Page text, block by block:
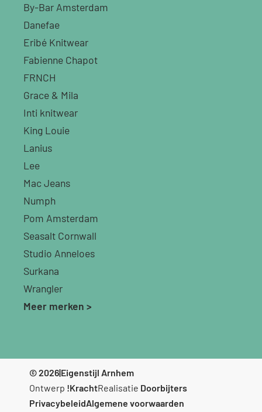
By-Bar Amsterdam
Danefae
Eribé Knitwear
Fabienne Chapot
FRNCH
Grace & Mila
Inti knitwear
King Louie
Lanius
Lee
Mac Jeans
Numph
Pom Amsterdam
Seasalt Cornwall
Studio Anneloes
Surkana
Wrangler
Meer merken >
© 2026|Eigenstijl Arnhem
Ontwerp !KrachtRealisatie Doorbijters
PrivacybeleidAlgemene voorwaarden